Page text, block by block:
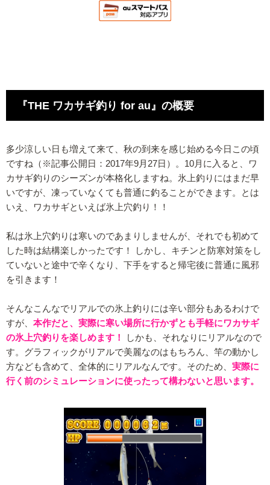
『THE ワカサギ釣り for au』の概要
多少涼しい日も増えて来て、秋の到来を感じ始める今日この頃
ですね（※記事公開日：2017年9月27日）。10月に入ると、ワ
カサギ釣りのシーズンが本格化しますね。氷上釣りにはまだ早
いですが、凍っていなくても普通に釣ることができます。とは
いえ、ワカサギといえば氷上穴釣り！！
私は氷上穴釣りは寒いのであまりしませんが、それでも初めて
した時は結構楽しかったです！ しかし、キチンと防寒対策をし
ていないと途中で辛くなり、下手をすると帰宅後に普通に風邪
を引きます！
そんなこんなでリアルでの氷上釣りには辛い部分もあるわけで
すが、 本作だと、実際に寒い場所に行かずとも手軽にワカサギ
の氷上穴釣りを楽しめます！
しかも、それなりにリアルなので
す。グラフィックがリアルで美麗なのはもちろん、竿の動かし
方なども含めて、全体的にリアルなんです。そのため、 実際に
行く前のシミュレーションに使ったって構わないと思います。